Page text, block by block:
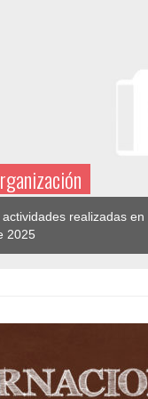
realizadas en
2025